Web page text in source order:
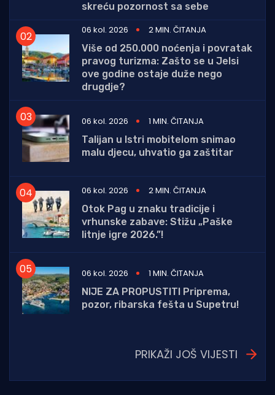
skreću pozornost sa sebe
06 kol. 2026
2 MIN. ČITANJA
Više od 250.000 noćenja i povratak
pravog turizma: Zašto se u Jelsi
ove godine ostaje duže nego
drugdje?
06 kol. 2026
1 MIN. ČITANJA
Talijan u Istri mobitelom snimao
malu djecu, uhvatio ga zaštitar
06 kol. 2026
2 MIN. ČITANJA
Otok Pag u znaku tradicije i
vrhunske zabave: Stižu „Paške
litnje igre 2026.”!
06 kol. 2026
1 MIN. ČITANJA
NIJE ZA PROPUSTITI Priprema,
pozor, ribarska fešta u Supetru!
PRIKAŽI JOŠ VIJESTI